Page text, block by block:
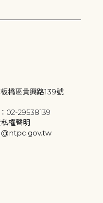
橋區貴興路139號
02-29538139
權聲明